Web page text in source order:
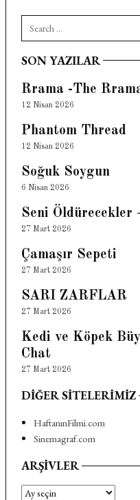
Search
for:
SON YAZILAR
Rrama -The
12 Nisan 2026
Phantom Thread
12 Nisan 2026
Soğuk Soygun
6 Nisan 2026
Seni
27 Mart 2026
Çamaşır Sepeti
27 Mart 2026
SARI ZARFLAR
27 Mart 2026
Kedi ve Köpek
Chat
27 Mart 2026
DIĞER SITELERIMIZ
HaftanınFilmi.com
Sinemagraf.com
ARŞIVLER
Arşivler